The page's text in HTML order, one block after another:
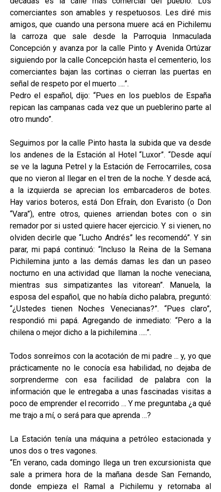
comerciantes son amables y respetuosos. Les diré mis
amigos, que cuando una persona muere acá en Pichilemu
la carroza que sale desde la Parroquia Inmaculada
Concepción y avanza por la calle Pinto y Avenida Ortúzar
siguiendo por la calle Concepción hasta el cementerio, los
comerciantes bajan las cortinas o cierran las puertas en
señal de respeto por el muerto ….”.
Pedro el español, dijo: “Pues en los pueblos de España
repican las campanas cada vez que un pueblerino parte al
otro mundo”.
Seguimos por la calle Pinto hasta la subida que va desde
los andenes de la Estación al Hotel “Luxor”. “Desde aquí
se ve la laguna Petrel y la Estación de Ferrocarriles, cosa
que no vieron al llegar en el tren de la noche. Y desde acá,
a la izquierda se aprecian los embarcaderos de botes.
Hay varios boteros, está Don Efraín, don Evaristo (o Don
“Vara”), entre otros, quienes arriendan botes con o sin
remador por si usted quiere hacer ejercicio. Y si vienen, no
olviden decirle que “Lucho Andrés” les recomendó”. Y sin
parar, mi papá continuó: “Incluso la Reina de la Semana
Pichilemina junto a las demás damas les dan un paseo
nocturno en una actividad que llaman la noche veneciana,
mientras sus simpatizantes las vitorean”. Manuela, la
esposa del español, que no había dicho palabra, preguntó:
“¿Ustedes tienen Noches Venecianas?”. “Pues claro”,
respondió mi papá. Agregando de inmediato: “Pero a la
chilena o mejor dicho a la pichilemina …..”.
Todos sonreímos con la acotación de mi padre ... y, yo que
prácticamente no le conocía esa habilidad, no dejaba de
sorprenderme con esa facilidad de palabra con la
información que le entregaba a unas fascinadas visitas a
poco de emprender el recorrido … Y me preguntaba ¿a qué
me trajo a mí, o será para que aprenda …?
La Estación tenía una máquina a petróleo estacionada y
unos dos o tres vagones.
“En verano, cada domingo llega un tren excursionista que
sale a primera hora de la mañana desde San Fernando,
donde empieza el Ramal a Pichilemu y retornaba al